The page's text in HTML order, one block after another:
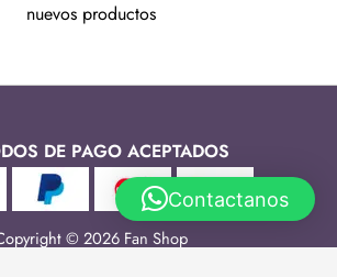
nuevos productos
DE PAGO ACEPTADOS
© 2026 Fan Shop
Contactanos